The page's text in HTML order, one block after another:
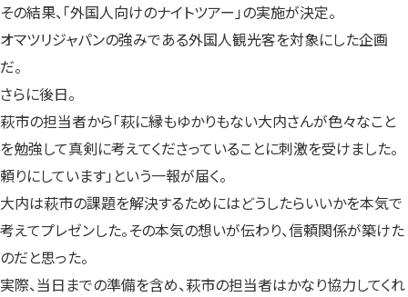
その結果、「外国人向けのナイトツアー」の実施が決定。
オマツリジャパンの強みである外国人観光客を対象にした企画
だ。
さらに後日。
萩市の担当者から「萩に縁もゆかりもない大内さんが色々なこと
を勉強して真剣に考えてくださっていることに刺激を受けました。
頼りにしています」という一報が届く。
大内は萩市の課題を解決するためにはどうしたらいいかを本気で
考えてプレゼンした。その本気の想いが伝わり、信頼関係が築けた
のだと思った。
実際、当日までの準備を含め、萩市の担当者はかなり協力してくれ